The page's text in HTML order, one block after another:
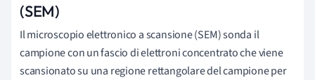
(SEM)
Il microscopio elettronico a scansione (SEM) sonda il
campione con un fascio di elettroni concentrato che viene
scansionato su una regione rettangolare del campione per